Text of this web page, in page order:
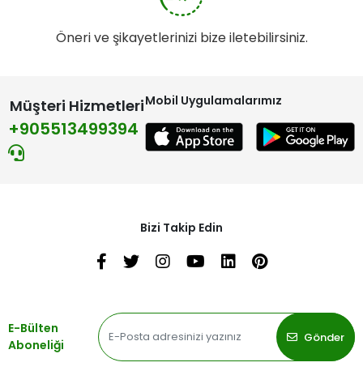
Öneri ve şikayetlerinizi bize iletebilirsiniz.
Müşteri Hizmetleri
+905513499394
Mobil Uygulamalarımız
Bizi Takip Edin
E-Bülten
Aboneliği
Gönder